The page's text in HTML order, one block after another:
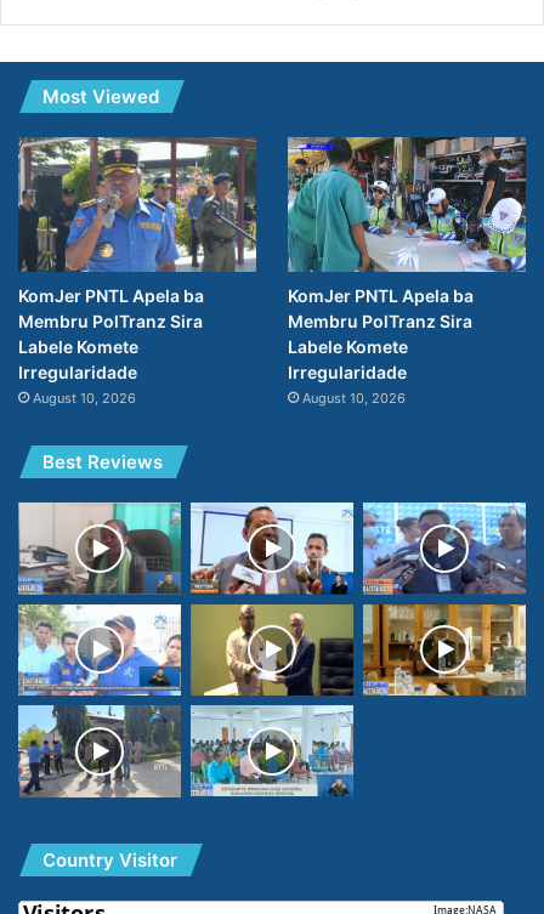
Most Viewed
KomJer PNTL Apela ba
Membru PolTranz Sira
Labele Komete
Irregularidade
August 10, 2026
KomJer PNTL Apela ba
Membru PolTranz Sira
Labele Komete
Irregularidade
August 10, 2026
Best Reviews
Country Visitor